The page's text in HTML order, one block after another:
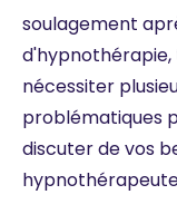
soulagement
d'hypnothérapie,
nécessiter
problématiques
discuter de vos